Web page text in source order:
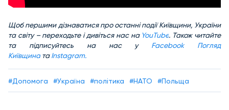
Щоб першими дізнаватися про останні події Київщини, України
та світу – переходьте і дивіться нас на YouTube. Також читайте
та підписуйтесь на нас у Facebook Погляд
Київщина таІnstagram.
#Допомога #Україна #політика #НАТО #Польща